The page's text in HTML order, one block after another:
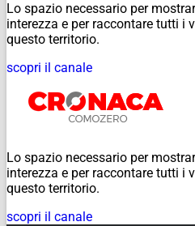
Lo spazio necessario per
interezza e per raccontare tutti i
questo territorio.
scopri il canale
Lo spazio necessario per
interezza e per raccontare tutti i
questo territorio.
scopri il canale